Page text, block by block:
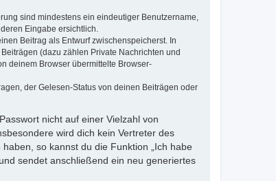
sind mindestens ein eindeutiger Benutzername,
Eingabe ersichtlich.
Beitrag als Entwurf zwischenspeicherst. In
(dazu zählen Private Nachrichten und
deinem Browser übermittelte Browser-
der Gelesen-Status von deinen Beiträgen oder
nicht auf einer Vielzahl von
wird dich kein Vertreter des
so kannst du die Funktion „Ich habe
sendet anschließend ein neu generiertes